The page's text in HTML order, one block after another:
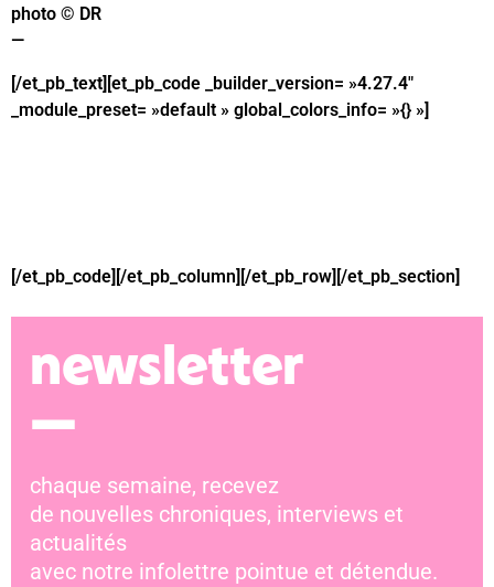
photo © DR
—
[/et_pb_text][et_pb_code _builder_version= »4.27.4″
_module_preset= »default » global_colors_info= »{} »]
[/et_pb_code][/et_pb_column][/et_pb_row][/et_pb_section]
newsletter
—
chaque semaine, recevez
de nouvelles chroniques, interviews et
actualités
avec notre infolettre pointue et détendue.